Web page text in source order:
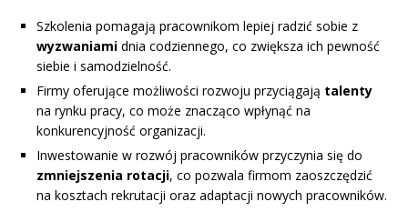
Szkolenia pomagają pracownikom lepiej radzić sobie z
wyzwaniami dnia codziennego, co zwiększa ich pewność
siebie i samodzielność.
Firmy oferujące możliwości rozwoju przyciągają talenty
na rynku pracy, co może znacząco wpłynąć na
konkurencyjność organizacji.
Inwestowanie w rozwój pracowników przyczynia się do
zmniejszenia rotacji, co pozwala firmom zaoszczędzić
na kosztach rekrutacji oraz adaptacji nowych pracowników.